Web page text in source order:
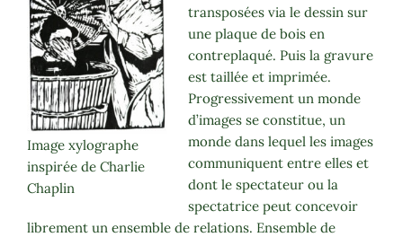
Image xylographe
inspirée de Charlie
Chaplin
transposées via le dessin sur
une plaque de bois en
contreplaqué. Puis la gravure
est taillée et imprimée.
Progressivement un monde
d’images se constitue, un
monde dans lequel les images
communiquent entre elles et
dont le spectateur ou la
spectatrice peut concevoir
librement un ensemble de relations. Ensemble de